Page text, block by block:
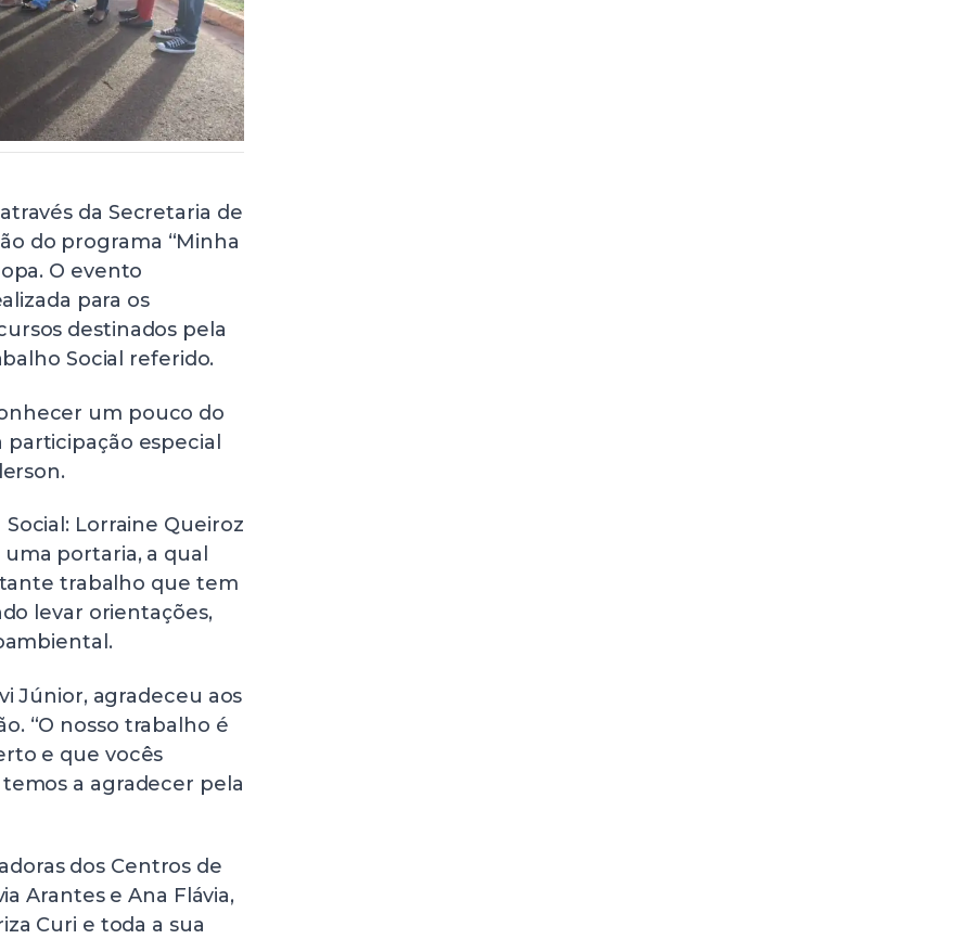
da Secretaria de
do programa “Minha
O evento
para os
destinados pela
Social referido.
um pouco do
especial
Lorraine Queiroz
portaria, a qual
trabalho que tem
levar orientações,
Júnior, agradeceu aos
“O nosso trabalho é
e que vocês
a agradecer pela
dos Centros de
Arantes e Ana Flávia,
Curi e toda a sua